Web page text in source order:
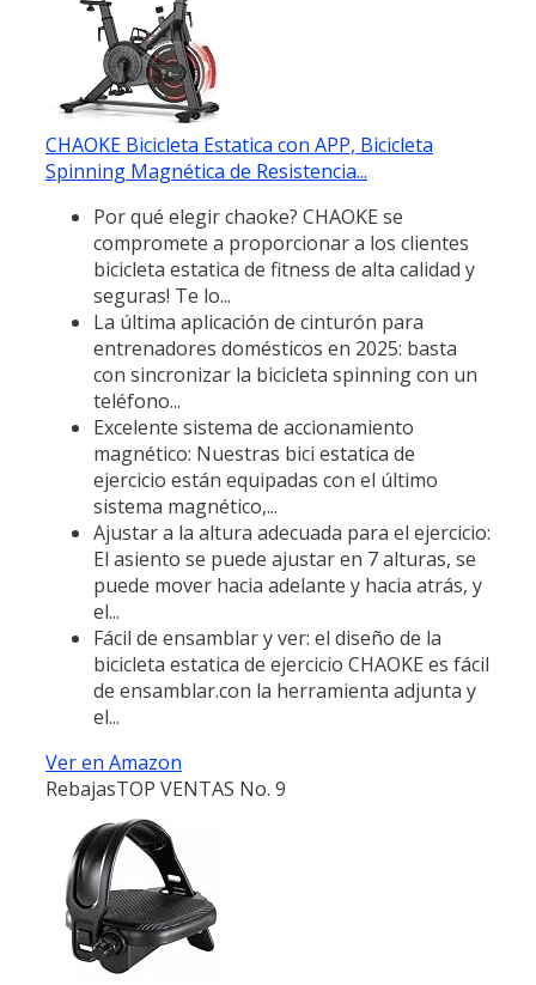
CHAOKE Bicicleta Estatica con APP, Bicicleta
Spinning Magnética de Resistencia...
Por qué elegir chaoke? CHAOKE se
compromete a proporcionar a los clientes
bicicleta estatica de fitness de alta calidad y
seguras! Te lo...
La última aplicación de cinturón para
entrenadores domésticos en 2025: basta
con sincronizar la bicicleta spinning con un
teléfono...
Excelente sistema de accionamiento
magnético: Nuestras bici estatica de
ejercicio están equipadas con el último
sistema magnético,...
Ajustar a la altura adecuada para el ejercicio:
El asiento se puede ajustar en 7 alturas, se
puede mover hacia adelante y hacia atrás, y
el...
Fácil de ensamblar y ver: el diseño de la
bicicleta estatica de ejercicio CHAOKE es fácil
de ensamblar.con la herramienta adjunta y
el...
Ver en Amazon
RebajasTOP VENTAS No. 9